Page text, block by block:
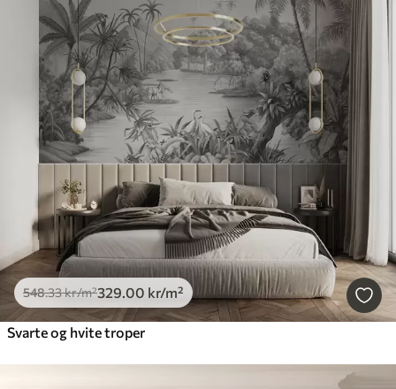
548.33kr/m²329.00 kr/m²
Svarte og hvite troper